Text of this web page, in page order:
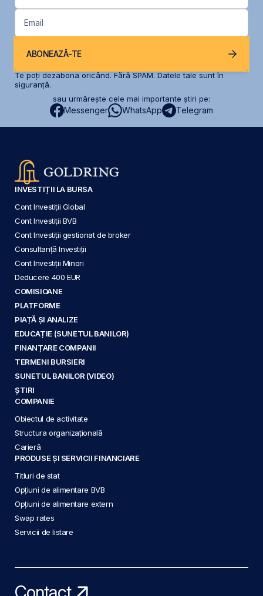
Email
ABONEAZĂ-TE
Te poți dezabona oricând. Fără SPAM. Datele tale sunt în
siguranță.
sau urmărește cele mai importante știri pe:
Messenger WhatsApp Telegram
INVESTIȚII LA BURSA
Cont Investiții Global
Cont Investiții BVB
Cont Investiții gestionat de broker
Consultanță Investiții
Cont Investiții Minori
Deducere 400 EUR
COMISIOANE
PLATFORME
PIAȚĂ ȘI ANALIZE
EDUCAȚIE (SUNETUL BANILOR)
FINANȚARE COMPANII
TERMENI BURSIERI
SUNETUL BANILOR (VIDEO)
ȘTIRI
COMPANIE
Obiectul de activitate
Structura organizațională
Carieră
PRODUSE ȘI SERVICII FINANCIARE
Titluri de stat
Opțiuni de alimentare BVB
Opțiuni de alimentare extern
Swap rates
Servicii de listare